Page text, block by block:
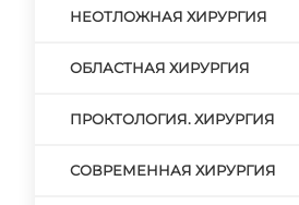
НЕОТЛОЖНАЯ ХИРУРГИЯ
ОБЛАСТНАЯ ХИРУРГИЯ
ПРОКТОЛОГИЯ. ХИРУРГИЯ
СОВРЕМЕННАЯ ХИРУРГИЯ